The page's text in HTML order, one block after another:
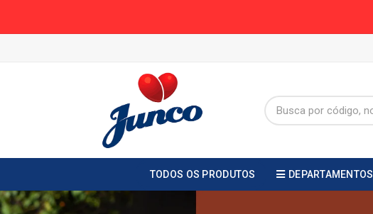
TODOS OS PRODUTOS DEPARTAMENTOS